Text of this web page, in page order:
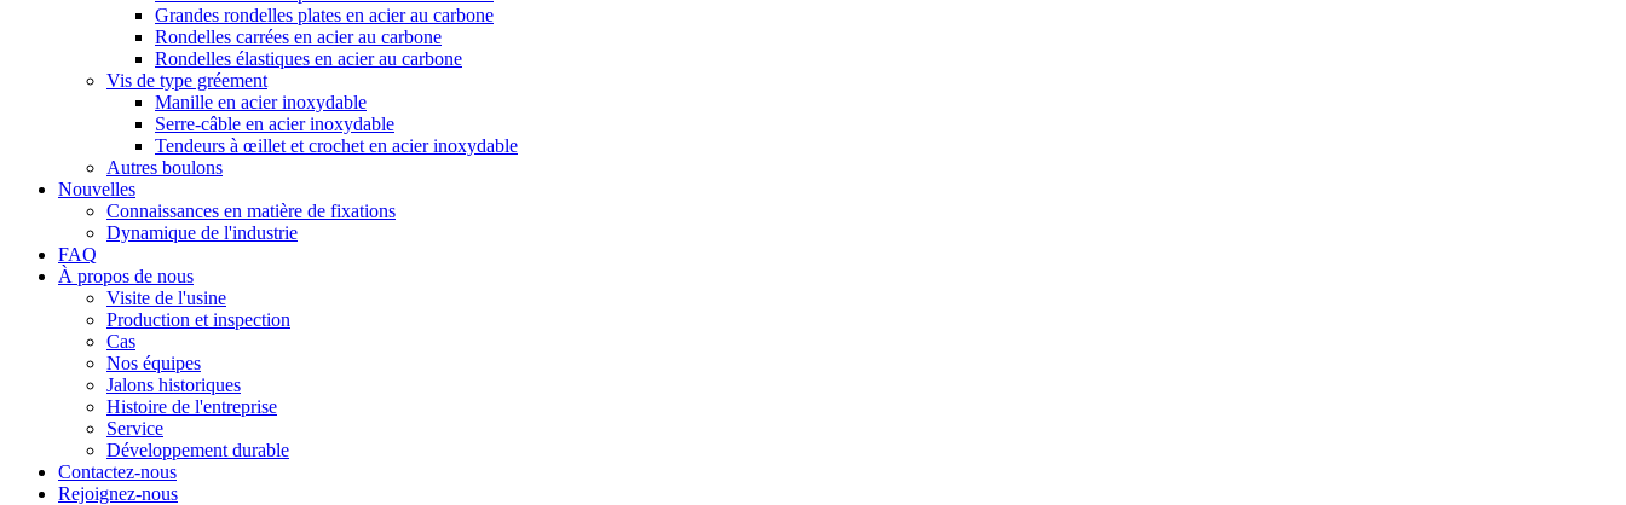
Grandes rondelles plates en acier au carbone
Rondelles carrées en acier au carbone
Rondelles élastiques en acier au carbone
Vis de type gréement
Manille en acier inoxydable
Serre-câble en acier inoxydable
Tendeurs à œillet et crochet en acier inoxydable
Autres boulons
Nouvelles
Connaissances en matière de fixations
Dynamique de l'industrie
FAQ
À propos de nous
Visite de l'usine
Production et inspection
Cas
Nos équipes
Jalons historiques
Histoire de l'entreprise
Service
Développement durable
Contactez-nous
Rejoignez-nous